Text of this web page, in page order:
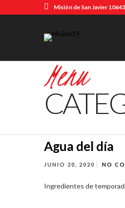
Misión de San Javier
Menu
Agua del día
JUNIO 20, 2020 NO
Ingredientes de